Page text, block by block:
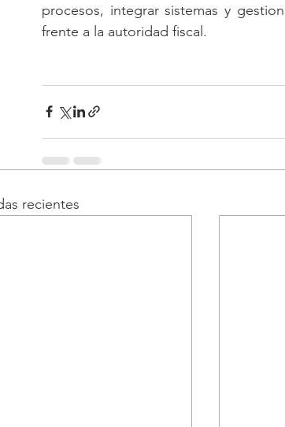
procesos, integrar sistemas y
frente a la autoridad fiscal.
recientes